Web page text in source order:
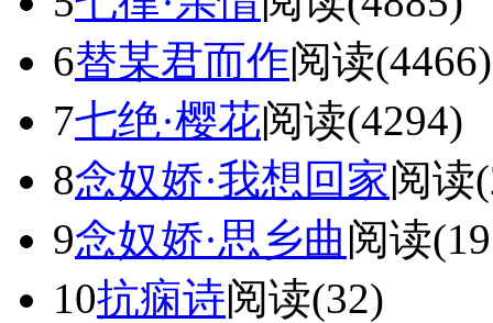
6替某君而作阅读(4466)
7七绝·樱花阅读(4294)
8念奴娇·我想回家阅读
9念奴娇·思乡曲阅读
10抗痫诗阅读(32)